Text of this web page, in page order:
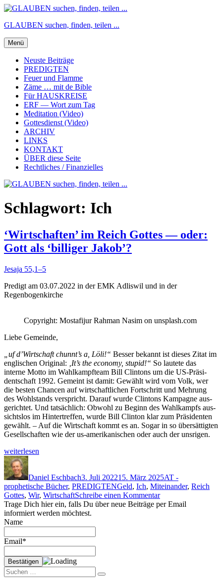
Zum
springen
GLAUBEN suchen, finden, teilen ...
Menü
Neuste Beiträge
PREDIGTEN
Feuer und Flamme
Zäme … mit de Bible
Für HAUSKREISE
ERF — Wort zum Tag
Meditation (Video)
Gottesdienst (Video)
ARCHIV
LINKS
KONTAKT
ÜBER diese Seite
Rechtliches / Finanzielles
Schlagwort: Ich
‘Wirtschaften’ im Reich Gottes — oder:
Gott als ‘billiger Jakob’?
Jesa­ja 55,1–5
Predigt am 03.07.2022 in der EMK Adliswil und in der
Regenbogenkirche
Copy­right: Mostafi­jur Rah­man Nasim on unsplash.com
Liebe Gemeinde,
„uf d’Wirtschaft chunnt’s a, Löli!“ Bess­er bekan­nt ist dieses Zitat im
englis­chen Orig­i­nal:
‚It’s the econ­o­my, stu­pid!“ So lautete das
interne Mot­to im Wahlkampfteam Bill Clin­tons um die US-Präsi­
dentschaft 1992. Gemeint ist damit: Gewählt wird vom Volk, wer
die besten Chan­cen auf wirtschaftlichen Fortschritt und Mehrung
des Wohl­stands ver­spricht. Darauf wurde Clin­tons Kam­pagne aus­
gerichtet. Und tat­säch­lich: Obwohl zu Beginn des Wahlkampfs aus­
sicht­s­los im Hin­tertr­e­f­fen, wurde Bill Clin­ton klar zum Präsi­den­ten
gewählt. – Auf die Wirtschaft kommt es an. Sog­ar in so über­sät­tigten
Gesellschaften wie der us-amerikanis­chen oder auch der unsrigen.
„‘Wirtschaften’
im
Reich
Gottes
—
oder:
Gott
als
‘bil­
Jakob’?“
weit­er­lesen
Autor
Daniel Eschbach3. Juli 202215. März 2025AT -
prophetische Bücher, PREDIGTENSchlagwörter
Geld, Ich, Miteinander, Reich
Gottes, Wir, WirtschaftSchreibe einen Kommentarzu
‘Wirtschaften’
Trage Dich hier ein, falls Du über neue Beiträge per Email
informiert werden möchtest.
Name
Email*
Suchen
nach:
Suchen